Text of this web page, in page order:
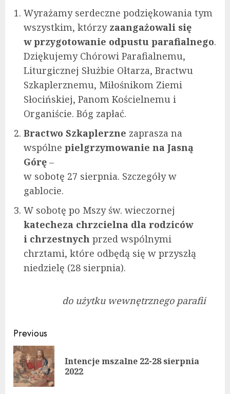
Wyrażamy serdeczne podziękowania tym
wszystkim, którzy zaangażowali się
w przygotowanie odpustu parafialnego.
Dziękujemy Chórowi Parafialnemu,
Liturgicznej Służbie Ołtarza, Bractwu
Szkaplerznemu, Miłośnikom Ziemi
Słocińskiej, Panom Kościelnemu i
Organiście. Bóg zapłać.
Bractwo Szkaplerzne zaprasza na
wspólne pielgrzymowanie na Jasną
Górę –
w sobotę 27 sierpnia. Szczegóły w
gablocie.
W sobotę po Mszy św. wieczornej
katecheza chrzcielna dla rodziców
i chrzestnych przed wspólnymi
chrztami, które odbędą się w przyszłą
niedzielę (28 sierpnia).
do użytku wewnętrznego parafii
Continue
Reading
Previous
Intencje mszalne 22-28 sierpnia
2022